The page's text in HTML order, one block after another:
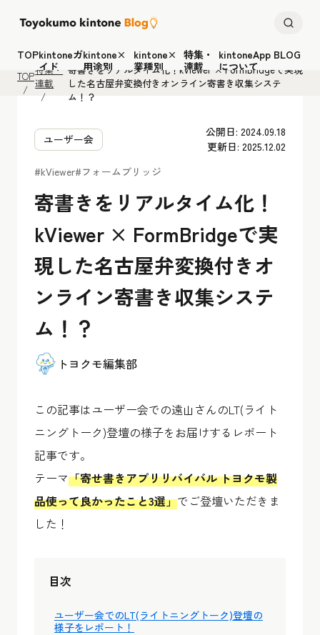
TOPkintoneガ
イド
kintone×
用途別
kintone×
業種別
特集・
連載
kintoneApp BLOG
について
TOP特集・
連載
寄書きをリアルタイム化！kViewer × FormBridgeで実現
した名古屋弁変換付きオンライン寄書き収集システ
ム！？
ユーザー会
公開日: 2024.09.18
更新日: 2025.12.02
#kViewer#フォームブリッジ
寄書きをリアルタイム化！
kViewer × FormBridgeで実
現した名古屋弁変換付きオ
ンライン寄書き収集システ
ム！？
トヨクモ編集部
この記事はユーザー会での遠山さんのLT(ライト
ニングトーク)登壇の様子をお届けするレポート
記事です。
テーマ「寄せ書きアプリリバイバル トヨクモ製
品使って良かったこと3選」でご登壇いただきま
した！
目次
ユーザー会でのLT(ライトニングトーク)登壇の
様子をレポート！